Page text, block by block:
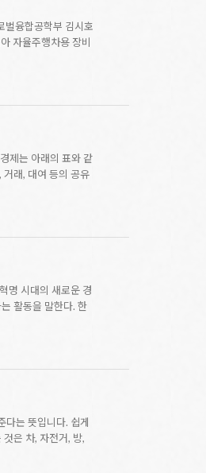
벌융합공학부 김시호
자율주행차용 장비
제는 아래의 표와 같
래, 대여 등의 공유
명 시대의 새로운 경
활동을 말한다. 한
다는 뜻입니다. 쉽게
은 차, 자전거, 방,